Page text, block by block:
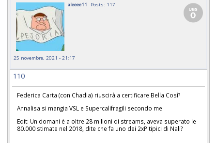
aleeee11 Posts: 117
25 novembre, 2021 - 21:17
110
Federica Carta (con Chadia) riuscirà a certificare Bella Così?
Annalisa si mangia VSL e Supercalifragili secondo me.
Edit: Un domani è a oltre 28 milioni di streams, aveva superato le
80.000 stimate nel 2018, dite che fa uno dei 2xP tipici di Nali?